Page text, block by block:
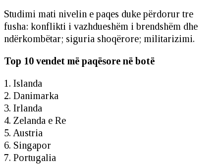
Studimi mati nivelin e paqes duke përdorur tre
fusha: konflikti i vazhdueshëm i brendshëm dhe
ndërkombëtar; siguria shoqërore; militarizimi.
Top 10 vendet më paqësore në botë
1. Islanda
2. Danimarka
3. Irlanda
4. Zelanda e Re
5. Austria
6. Singapor
7. Portugalia